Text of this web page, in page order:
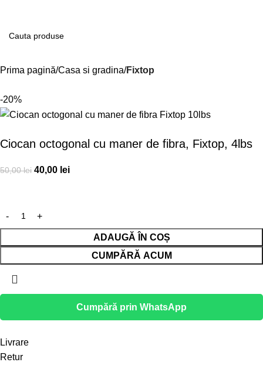
Prima pagină Casa si gradina Fixtop
-20%
Ciocan octogonal cu maner de fibra, Fixtop, 4lbs
50,00lei 40,00 lei
ADAUGĂ ÎN COȘ
CUMPĂRĂ ACUM
Cumpără prin WhatsApp
Livrare
Retur